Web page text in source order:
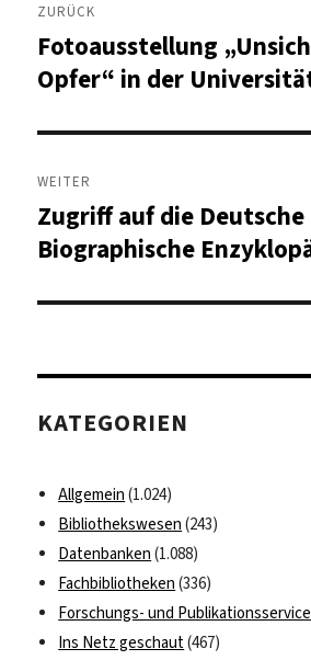
ZURÜCK
Vorheriger
Beitrag:
Fotoausstellung
Opfer“ in der
WEITER
Nächster
Beitrag:
Zugriff auf die Deutsche
Biographische
KATEGORIEN
Allgemein (1.024)
Bibliothekswesen (243)
Datenbanken (1.088)
Fachbibliotheken (336)
Forschungs- und Publikationsservice
Ins Netz geschaut(467)